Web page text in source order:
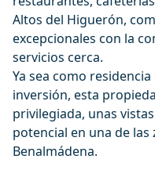
Altos del Higuerón,
excepcionales con la
servicios cerca.
Ya sea ‌como
inversión, esta
privilegiada, unas
‌potencial ‌en una ‌de
‌Benalmádena.